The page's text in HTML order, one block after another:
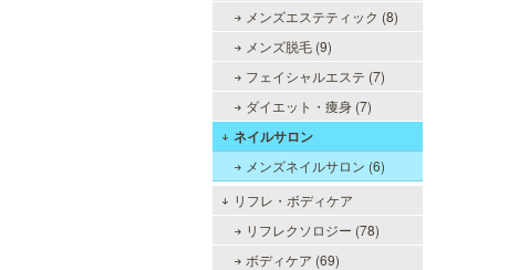
メンズエステティック (8)
メンズ脱毛 (9)
フェイシャルエステ (7)
ダイエット・痩身 (7)
ネイルサロン
メンズネイルサロン (6)
リフレ・ボディケア
リフレクソロジー (78)
ボディケア (69)